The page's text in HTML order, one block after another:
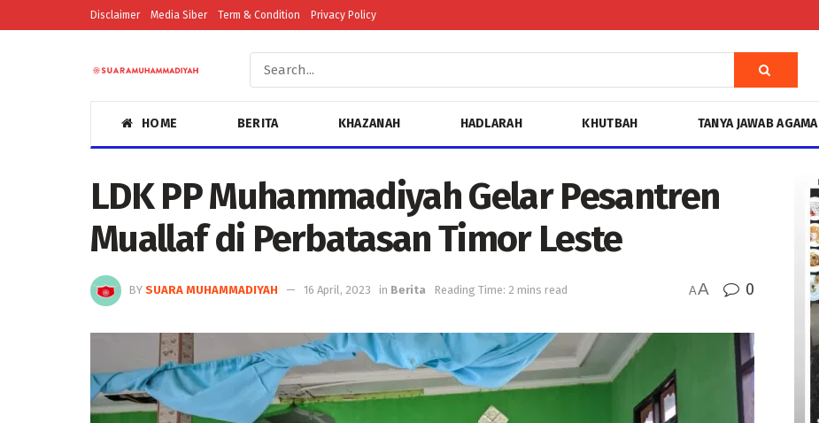
Disclaimer Media Siber Term & Condition Privacy Policy
HOME BERITA KHAZANAH HADLARAH KHUTBAH TANYA JAWAB AGAMA
LDK PP Muhammadiyah Gelar Pesantren
Muallaf di Perbatasan Timor Leste
BY SUARA MUHAMMADIYAH 16 April, 2023 in Berita Reading Time: 2 mins read AA 0